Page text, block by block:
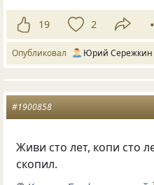
19 2
Опубликовал Юрий Сережкин
#1900858
Живи сто лет, копи сто
скопил.